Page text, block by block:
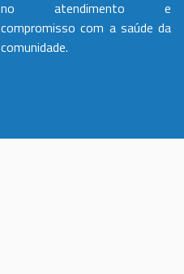
no atendimento e
compromisso com a saúde da
comunidade.